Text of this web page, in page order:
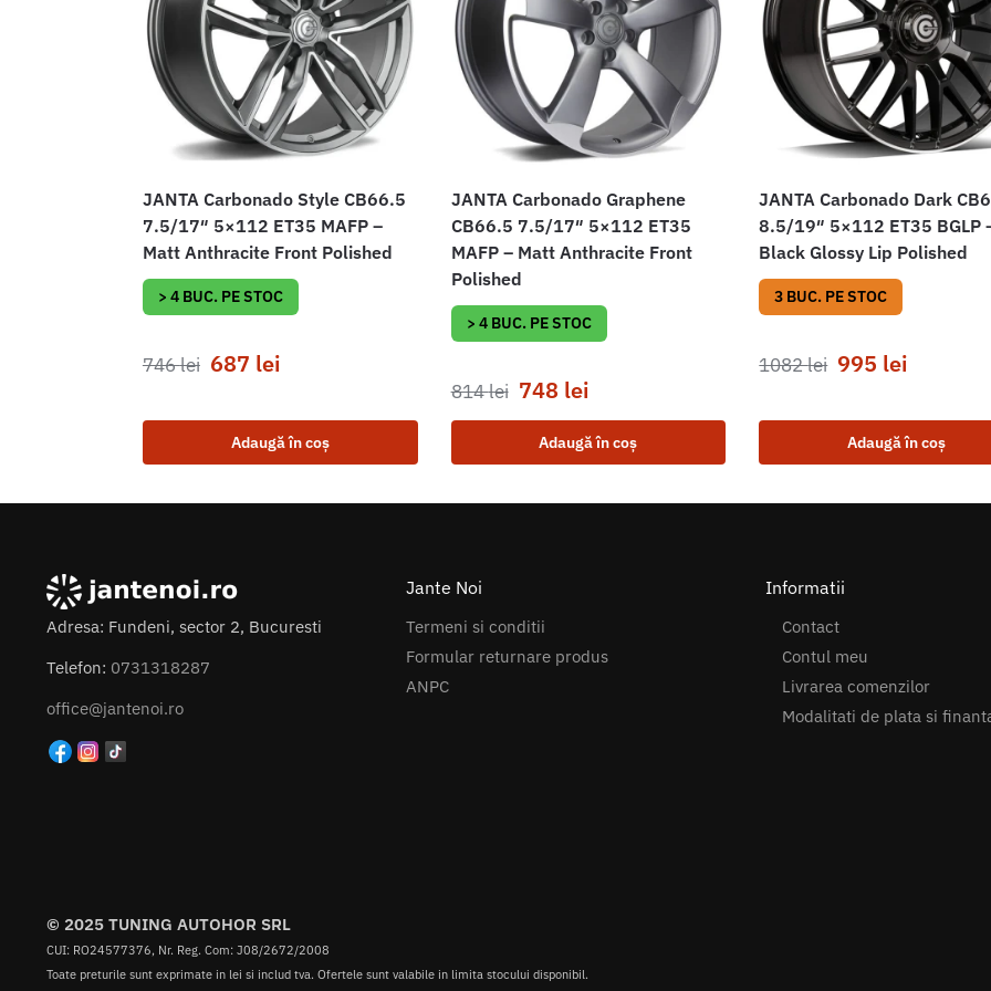
JANTA Carbonado Style CB66.5
7.5/17″ 5×112 ET35 MAFP –
Matt Anthracite Front Polished
> 4 BUC. PE STOC
746lei 687 lei
Adaugă în coș
JANTA Carbonado Graphene
CB66.5 7.5/17″ 5×112 ET35
MAFP – Matt Anthracite Front
Polished
> 4 BUC. PE STOC
814lei 748 lei
Adaugă în coș
JANTA Carbonado Dark
8.5/19″ 5×112 ET35 BGLP
Black Glossy Lip Polished
3 BUC. PE STOC
1082lei 995 lei
Adaugă în coș
Adresa: Fundeni, sector 2, Bucuresti
Telefon: 0731318287
office@jantenoi.ro
Jante Noi
Termeni si conditii
Formular returnare produs
ANPC
Informatii
Contact
Contul meu
Livrarea comenzilor
Modalitati de plata si
© 2025 TUNING AUTOHOR SRL
CUI: RO24577376, Nr. Reg. Com: J08/2672/2008
Toate preturile sunt exprimate in lei si includ tva. Ofertele sunt valabile in limita stocului disponibil.